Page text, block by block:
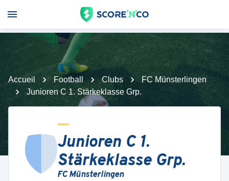
Accueil Football Clubs
FC Münsterlingen
Junioren C 1. Stärkeklasse Grp.
Junioren C 1.
Stärkeklasse Grp.
FC Münsterlingen